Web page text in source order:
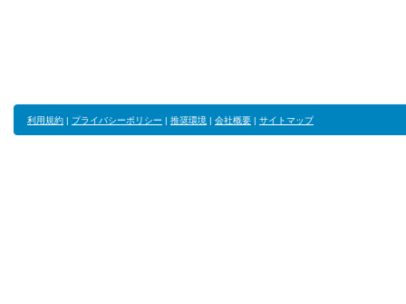
利用規約 | プライバシーポリシー | 推奨環境 | 会社概要 | サイトマップ